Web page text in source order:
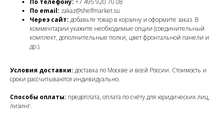
По телефону: +7 495 920 70 08
По email: zakaz@shelfmarket.su
Через сайт: добавьте товар в корзину и оформите заказ. В
комментарии укажите необходимые опции (соединительный
комплект, дополнительные полки, цвет фронтальной панели и
др.).
Условия доставки: доставка по Москве и всей России. Стоимость и
сроки рассчитываются индивидуально.
Способы оплаты: предоплата, оплата по счёту для юридических лиц,
лизинг.